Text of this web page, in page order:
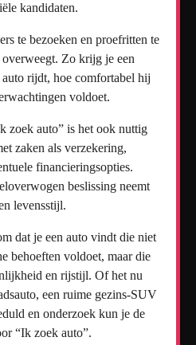
kandidaten.
te bezoeken en proefritten te
overweegt. Zo krijg je een
rijdt, hoe comfortabel hij
voldoet.
zoek auto” is het ook nuttig
zaken als verzekering,
financieringsopties.
beslissing neemt
levensstijl.
dat je een auto vindt die niet
behoeften voldoet, maar die
en rijstijl. Of het nu
een ruime gezins-SUV
en onderzoek kun je de
“Ik zoek auto”.